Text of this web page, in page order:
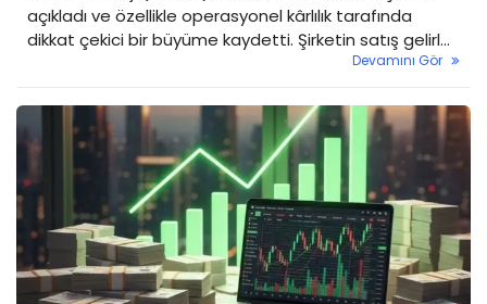
açıkladı ve özellikle operasyonel kârlılık tarafında
dikkat çekici bir büyüme kaydetti. Şirketin satış gelirleri
ve brüt kârındaki artış, FAVÖK performansındaki ciddi
sıçramayla birleşerek güçlü bir bilanço ortaya çıkardı.
Net kâr ise geçen yılın aynı dönemine göre %38 artışla
54,5 milyon TL’ye yükseldi.
Devamını Gör